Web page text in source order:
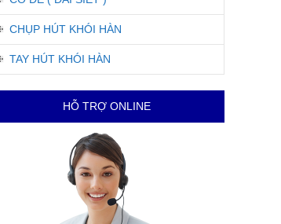
CHỤP HÚT KHÓI HÀN
TAY HÚT KHÓI HÀN
HỖ TRỢ ONLINE